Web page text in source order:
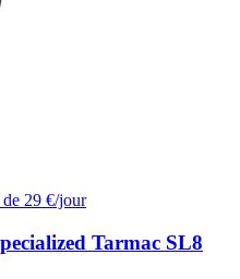
29 €/jour
Tarmac SL8